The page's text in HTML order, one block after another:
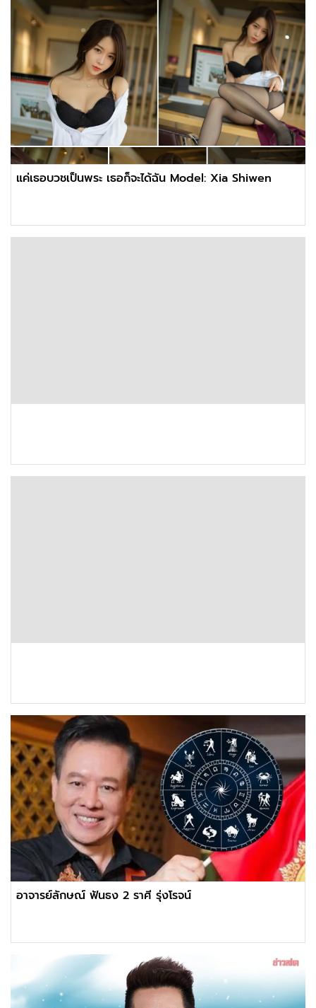
แค่เธอบวชเป็นพระ เธอก็จะได้ฉัน Model: Xia Shiwen
อาจารย์ลักษณ์ ฟันธง 2 ราศี รุ่งโรจน์